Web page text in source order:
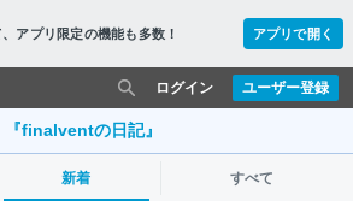
アプリ限定の機能も多数！ アプリで開く
ユーザー登録
ログイン
『finalventの日記』
新着 すべて